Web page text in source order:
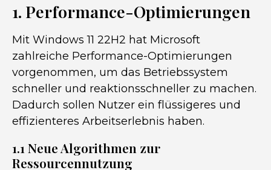
1. Performance-Optimierungen
Mit Windows 11 22H2 hat Microsoft
zahlreiche Performance-Optimierungen
vorgenommen, um das Betriebssystem
schneller und reaktionsschneller zu machen.
Dadurch sollen Nutzer ein flüssigeres und
effizienteres Arbeitserlebnis haben.
1.1 Neue Algorithmen zur
Ressourcennutzung